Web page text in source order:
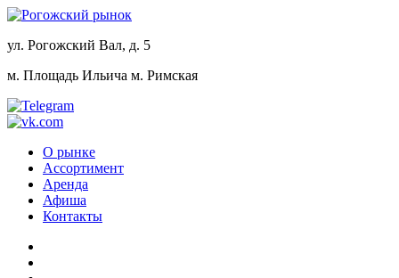
ул. Рогожский Вал, д. 5
м. Площадь Ильича м. Римская
О рынке
Ассортимент
Аренда
Афиша
Контакты